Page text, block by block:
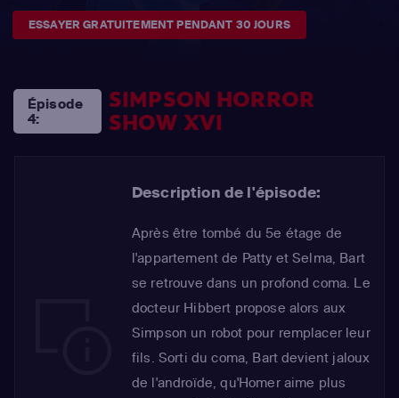
ESSAYER GRATUITEMENT PENDANT 30 JOURS
Épisode
4:
SIMPSON HORROR
SHOW XVI
Description de l'épisode:
Après être tombé du 5e étage de
l'appartement de Patty et Selma, Bart
se retrouve dans un profond coma. Le
docteur Hibbert propose alors aux
Simpson un robot pour remplacer leur
fils. Sorti du coma, Bart devient jaloux
de l'androïde, qu'Homer aime plus